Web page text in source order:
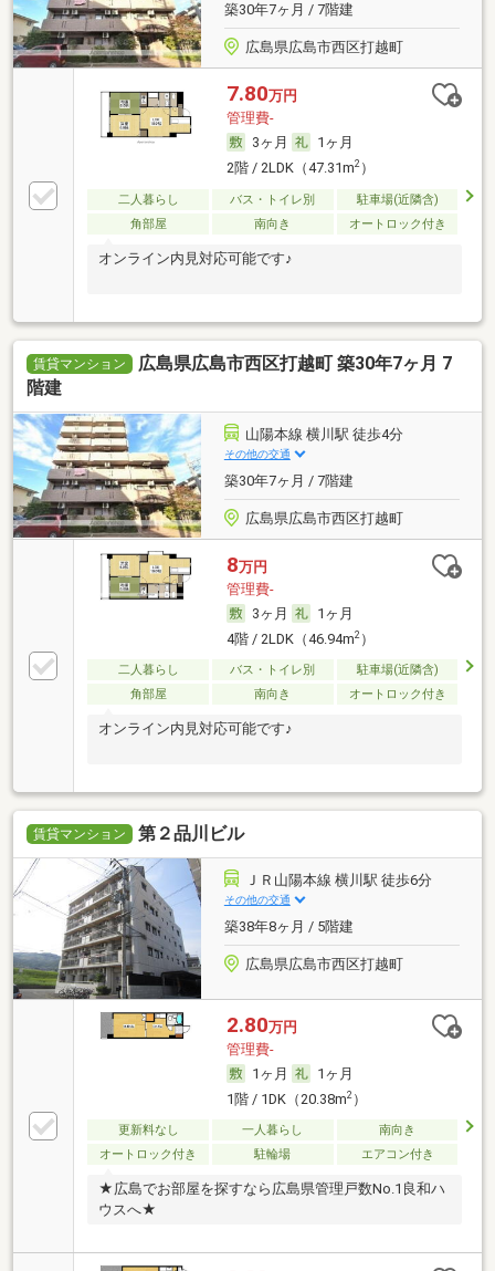
築30年7ヶ月 / 7階建
広島県広島市西区打越町
7.80万円
管理費-
3ヶ月
1ヶ月
2階 / 2LDK（47.31m2）
二人暮らし バス・トイレ別
駐車場(近隣含)
角部屋
南向き オートロック付き
オンライン内見対応可能です♪
賃貸マンション
広島県広島市西区打越町 築30年7ヶ月 7
階建
山陽本線 横川駅 徒歩4分
その他の交通
築30年7ヶ月 / 7階建
広島県広島市西区打越町
8万円
管理費-
3ヶ月
1ヶ月
4階 / 2LDK（46.94m2）
二人暮らし バス・トイレ別
駐車場(近隣含)
角部屋
南向き オートロック付き
オンライン内見対応可能です♪
賃貸マンション 第２品川ビル
ＪＲ山陽本線 横川駅 徒歩6分
その他の交通
築38年8ヶ月 / 5階建
広島県広島市西区打越町
2.80万円
管理費-
1ヶ月
1ヶ月
1階 / 1DK（20.38m2）
更新料なし 一人暮らし
南向き
オートロック付き
駐輪場 エアコン付き
★広島でお部屋を探すなら広島県管理戸数No.1良和ハ
ウスへ★